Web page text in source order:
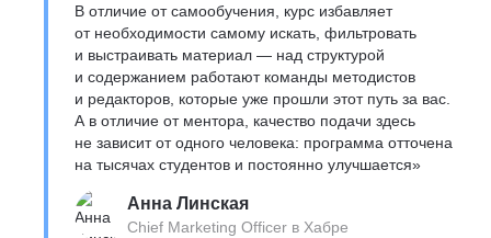
В отличие от самообучения, курс избавляет
от необходимости самому искать, фильтровать
и выстраивать материал — над структурой
и содержанием работают команды методистов
и редакторов, которые уже прошли этот путь за вас.
А в отличие от ментора, качество подачи здесь
не зависит от одного человека: программа отточена
на тысячах студентов и постоянно улучшается»
Анна Линская
Chief Marketing Officer в Хабре